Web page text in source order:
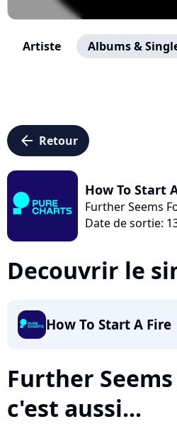
Artiste Albums &
arrow_left Retour
How To Start
Further Seems
Date de sortie:
Decouvrir le
How To Start A Fire
Further
c'est aussi...